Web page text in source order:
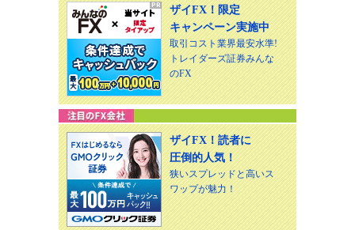
ザイFX！限定
キャンペーン実施中
取引コスト業界最安水準!
トレイダーズ証券みんな
のFX
ザイFX！読者に
圧倒的人気！
狭いスプレッドと高いス
ワップが魅力！